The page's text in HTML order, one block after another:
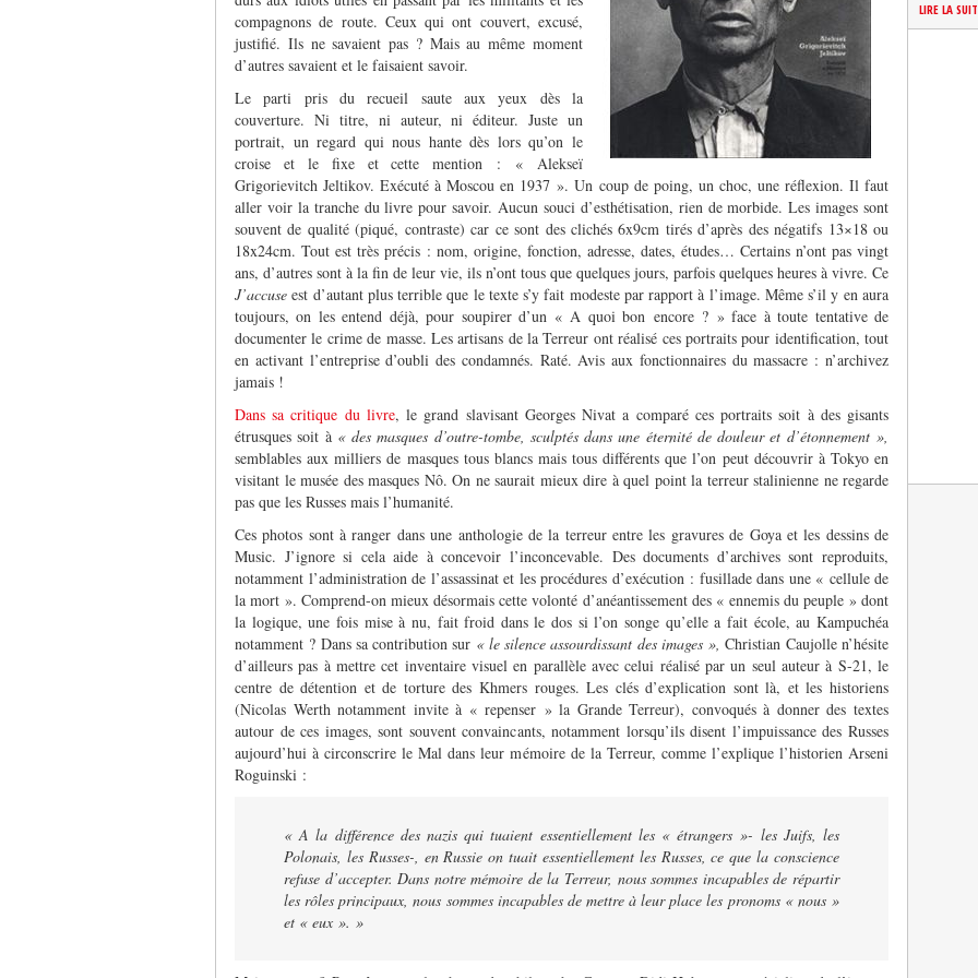
compagnons de route. Ceux qui ont couvert, excusé,
justifié. Ils ne savaient pas ? Mais au même moment
d’autres savaient et le faisaient savoir.
Le parti pris du recueil saute aux yeux dès la
couverture. Ni titre, ni auteur, ni éditeur. Juste un
portrait, un regard qui nous hante dès lors qu’on le
croise et le fixe et cette mention : « Alekseï
Grigorievitch Jeltikov. Exécuté à Moscou en 1937 ». Un coup de poing, un choc, une réflexion. Il faut
aller voir la tranche du livre pour savoir. Aucun souci d’esthétisation, rien de morbide. Les images sont
souvent de qualité (piqué, contraste) car ce sont des clichés 6x9cm tirés d’après des négatifs 13×18 ou
18x24cm. Tout est très précis : nom, origine, fonction, adresse, dates, études… Certains n’ont pas vingt
ans, d’autres sont à la fin de leur vie, ils n’ont tous que quelques jours, parfois quelques heures à vivre. Ce
J’accuseest d’autant plus terrible que le texte s’y fait modeste par rapport à l’image. Même s’il y en aura
toujours, on les entend déjà, pour soupirer d’un « A quoi bon encore ? » face à toute tentative de
documenter le crime de masse. Les artisans de la Terreur ont réalisé ces portraits pour identification, tout
en activant l’entreprise d’oubli des condamnés. Raté. Avis aux fonctionnaires du massacre : n’archivez
jamais !
Dans sa critique du livre, le grand slavisant Georges Nivat a comparé ces portraits soit à des gisants
étrusques soit à « des masques d’outre-tombe, sculptés dans une éternité de douleur et d’étonnement »,
semblables aux milliers de masques tous blancs mais tous différents que l’on peut découvrir à Tokyo en
visitant le musée des masques Nô. On ne saurait mieux dire à quel point la terreur stalinienne ne regarde
pas que les Russes mais l’humanité.
Ces photos sont à ranger dans une anthologie de la terreur entre les gravures de Goya et les dessins de
Music. J’ignore si cela aide à concevoir l’inconcevable. Des documents d’archives sont reproduits,
notamment l’administration de l’assassinat et les procédures d’exécution : fusillade dans une « cellule de
la mort ». Comprend-on mieux désormais cette volonté d’anéantissement des « ennemis du peuple » dont
la logique, une fois mise à nu, fait froid dans le dos si l’on songe qu’elle a fait école, au Kampuchéa
notamment ? Dans sa contribution sur « le silence assourdissant des images »,Christian Caujolle n’hésite
d’ailleurs pas à mettre cet inventaire visuel en parallèle avec celui réalisé par un seul auteur à S-21, le
centre de détention et de torture des Khmers rouges. Les clés d’explication sont là, et les historiens
(Nicolas Werth notamment invite à « repenser » la Grande Terreur), convoqués à donner des textes
autour de ces images, sont souvent convaincants, notamment lorsqu’ils disent l’impuissance des Russes
aujourd’hui à circonscrire le Mal dans leur mémoire de la Terreur, comme l’explique l’historien Arseni
Roguinski :
« A la différence des nazis qui tuaient essentiellement les « étrangers »- les Juifs, les
Polonais, les Russes-, en Russie on tuait essentiellement les Russes, ce que la conscience
refuse d’accepter. Dans notre mémoire de la Terreur, nous sommes incapables de répartir
les rôles principaux, nous sommes incapables de mettre à leur place les pronoms « nous »
et « eux ». »
LIRE LA